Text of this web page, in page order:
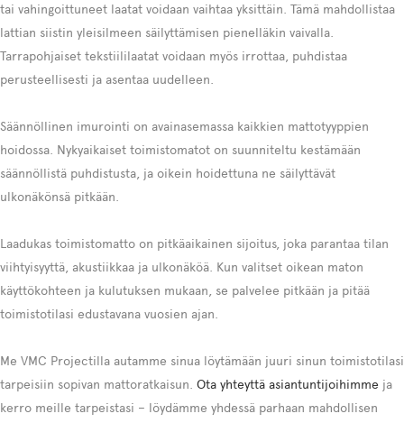
tai vahingoittuneet laatat voidaan vaihtaa yksittäin. Tämä mahdollistaa
lattian siistin yleisilmeen säilyttämisen pienelläkin vaivalla.
Tarrapohjaiset tekstiililaatat voidaan myös irrottaa, puhdistaa
perusteellisesti ja asentaa uudelleen.
Säännöllinen imurointi on avainasemassa kaikkien mattotyyppien
hoidossa. Nykyaikaiset toimistomatot on suunniteltu kestämään
säännöllistä puhdistusta, ja oikein hoidettuna ne säilyttävät
ulkonäkönsä pitkään.
Laadukas toimistomatto on pitkäaikainen sijoitus, joka parantaa tilan
viihtyisyyttä, akustiikkaa ja ulkonäköä. Kun valitset oikean maton
käyttökohteen ja kulutuksen mukaan, se palvelee pitkään ja pitää
toimistotilasi edustavana vuosien ajan.
Me VMC Projectilla autamme sinua löytämään juuri sinun toimistotilasi
tarpeisiin sopivan mattoratkaisun. Ota yhteyttä asiantuntijoihimme ja
kerro meille tarpeistasi – löydämme yhdessä parhaan mahdollisen